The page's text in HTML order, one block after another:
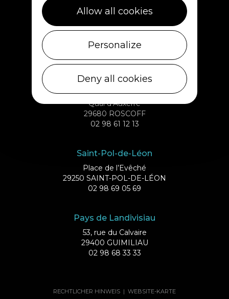
Ile de Batz
Débarcadère
29253 ILE DE BATZ
02 98 61 75 70
Quai d’Auxerre
29680 ROSCOFF
02 98 61 12 13
Saint-Pol-de-Léon
Place de l’Evêché
29250 SAINT-POL-DE-LÉON
02 98 69 05 69
Pays de Landivisiau
53, rue du Calvaire
29400 GUIMILIAU
02 98 68 33 33
RECHTLICHER HINWEIS | WEBSITE-KARTE
Allow all cookies
Personalize
Deny all cookies